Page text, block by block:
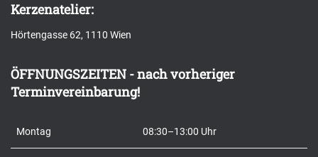
h
e
n
a
Kerzenatelier:
Hörtengasse 62, 1110 Wien
ÖFFNUNGSZEITEN - nach vorheriger
Terminvereinbarung!
Montag 08:30–13:00 Uhr